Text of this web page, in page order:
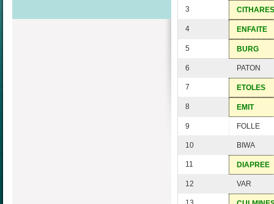
3 CITHARES
4 ENFAITE
5 BURG
6 PATON
7 ETOLES
8 EMIT
9 FOLLE
10 BIWA
11 DIAPREE
12 VAR